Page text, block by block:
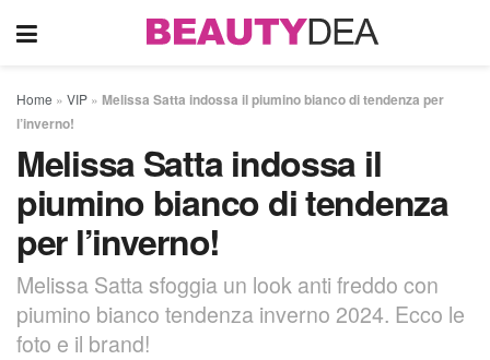
Home » VIP » Melissa Satta indossa il piumino bianco di tendenza per
l’inverno!
Melissa Satta indossa il
piumino bianco di tendenza
per l’inverno!
Melissa Satta sfoggia un look anti freddo con
piumino bianco tendenza inverno 2024. Ecco le
foto e il brand!